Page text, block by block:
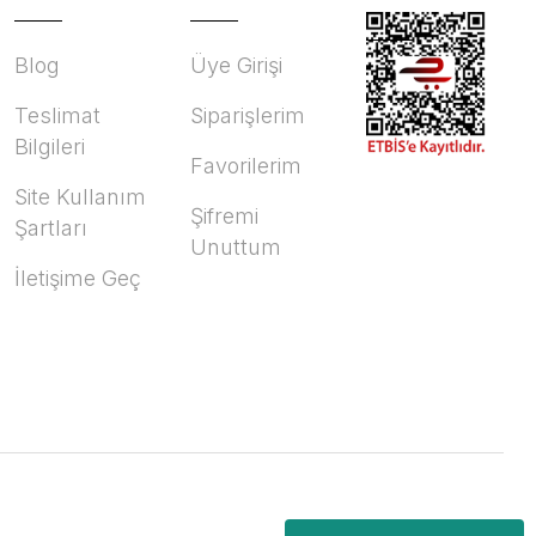
Blog
Teslimat
Bilgileri
Site Kullanım
Şartları
İletişime Geç
Üye Girişi
Siparişlerim
Favorilerim
Şifremi
Unuttum